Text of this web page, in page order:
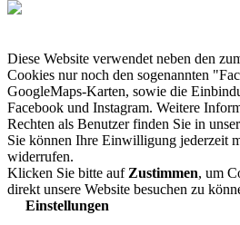
Diese Website verwendet neben den
Cookies nur noch den sogenannten
GoogleMaps-Karten, sowie die
Facebook und Instagram. Weitere
Rechten als Benutzer finden Sie in
Sie können Ihre Einwilligung jederzeit
widerrufen.
Klicken Sie bitte auf Zustimmen, um
direkt unsere Website besuchen zu
Einstellungen